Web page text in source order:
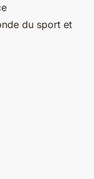
du sport et